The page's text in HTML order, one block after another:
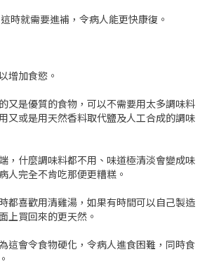
時就需要進補，令病人能更快康復。
增加食慾。
又是優質的食物，可以不需要用太多調味料
又或是用天然香料取代鹽及人工合成的調味
，什麼調味料都不用、味道極清淡會變成味
人完全不肯吃那便更糟糕。
都喜歡用清雞湯，如果有時間可以自己製造
上買回來的更天然。
這會令食物硬化，令病人進食困難，同時食